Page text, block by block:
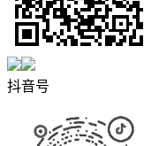
抖音号